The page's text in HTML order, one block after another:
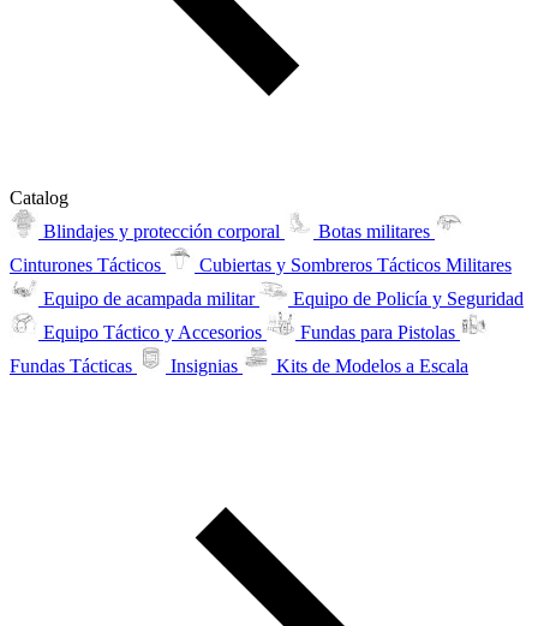
Catalog
Blindajes y protección corporal
Botas militares
Cinturones Tácticos
Cubiertas y Sombreros Tácticos Militares
Equipo de acampada militar
Equipo de Policía y Seguridad
Equipo Táctico y Accesorios
Fundas para Pistolas
Fundas Tácticas
Insignias Kits de Modelos a Escala